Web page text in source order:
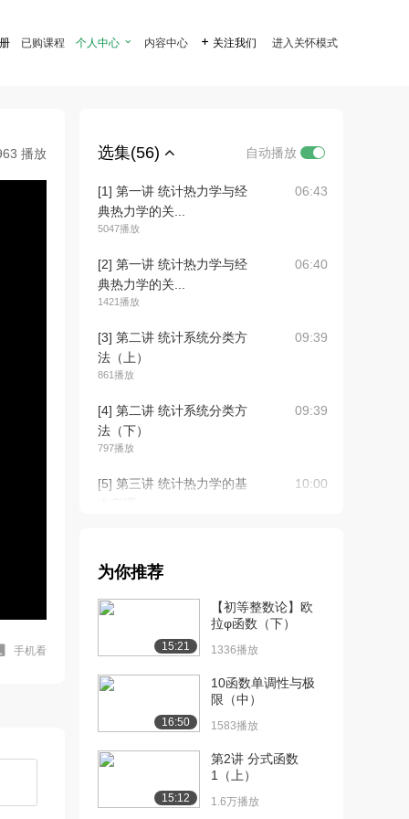
已购课程 个人中心  内容中心  关注我们 进入关怀模式
播放
手机看
选集(56) 自动播放
[1] 第一讲 统计热力学与经
典热力学的关...
5047播放
06:43
[2] 第一讲 统计热力学与经
典热力学的关...
1421播放
06:40
[3] 第二讲 统计系统分类方
法（上）
861播放
09:39
[4] 第二讲 统计系统分类方
法（下）
797播放
09:39
[5] 第三讲 统计热力学的基
10:00
与微观状态数...
[7] 第四讲 微观粒子的分布
与微观状态数...
[8] 第五讲 定位系统的分布
及其微观状态...
[9] 第五讲 定位系统的分布
及其微观状态...
为你推荐
15:21
【初等整数论】欧
拉φ函数（下）
1336播放
16:50
10函数单调性与极
限（中）
1583播放
15:12
第2讲 分式函数
1（上）
1.6万播放